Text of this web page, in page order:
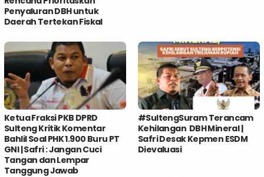
Penyaluran DBH untuk
Daerah Tertekan Fiskal
Ketua Fraksi PKB DPRD
Sulteng Kritik Komentar
Bahlil Soal PHK 1.900 Buru PT
GNI | Safri : Jangan Cuci
Tangan dan Lempar
Tanggung Jawab
#SultengSuram Terancam
Kehilangan DBH Mineral |
Safri Desak Kepmen ESDM
Dievaluasi